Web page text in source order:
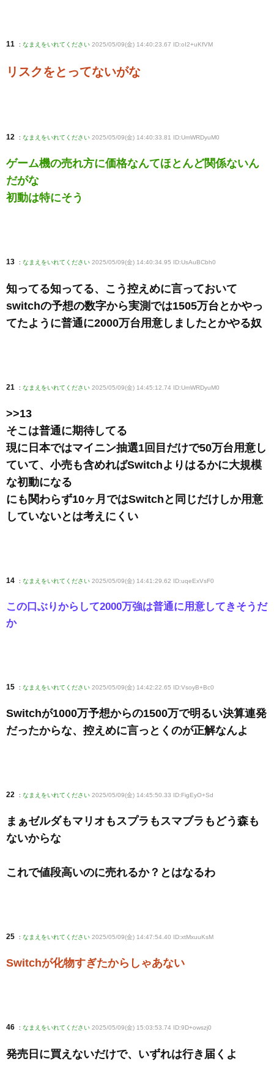
11 : なまえをいれてください 2025/05/09(金) 14:40:23.67 ID:oI2+uKfVM
リスクをとってないがな
12 : なまえをいれてください 2025/05/09(金) 14:40:33.81 ID:UmWRDyuM0
ゲーム機の売れ方に価格なんてほとんど関係ないん
だがな
初動は特にそう
13 : なまえをいれてください 2025/05/09(金) 14:40:34.95 ID:UsAuBCbh0
知ってる知ってる、こう控えめに言っておいて
switchの予想の数字から実測では1505万台とかやっ
てたように普通に2000万台用意しましたとかやる奴
21 : なまえをいれてください 2025/05/09(金) 14:45:12.74 ID:UmWRDyuM0
>>13
そこは普通に期待してる
現に日本ではマイニン抽選1回目だけで50万台用意し
ていて、小売も含めればSwitchよりはるかに大規模
な初動になる
にも関わらず10ヶ月ではSwitchと同じだけしか用意
していないとは考えにくい
14 : なまえをいれてください 2025/05/09(金) 14:41:29.62 ID:uqeExVsF0
この口ぶりからして2000万強は普通に用意してきそうだ
か
15 : なまえをいれてください 2025/05/09(金) 14:42:22.65 ID:VsoyB+Bc0
Switchが1000万予想からの1500万で明るい決算連発
だったからな、控えめに言っとくのが正解なんよ
22 : なまえをいれてください 2025/05/09(金) 14:45:50.33 ID:FigEyO+Sd
まぁゼルダもマリオもスプラもスマブラもどう森も
ないからな
これで値段高いのに売れるか？とはなるわ
25 : なまえをいれてください 2025/05/09(金) 14:47:54.40 ID:xtMxuuKsM
Switchが化物すぎたからしゃあない
46 : なまえをいれてください 2025/05/09(金) 15:03:53.74 ID:9D+owszj0
発売日に買えないだけで、いずれは行き届くよ